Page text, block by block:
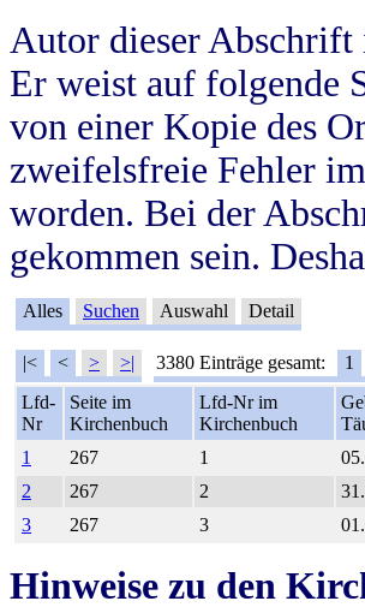
Autor dieser
Er weist auf folgende
von einer Kopie des
zweifelsfreie Fehler
worden. Bei der
gekommen sein.
Alles Suchen Auswahl Detail
|< < > >| 3380 Einträge gesamt: 1
Lfd-
Nr
Seite im
Kirchenbuch
Lfd-Nr im
Kirchenbuch
1
267 1
2
267 2
3
267 3
Hinweise zu den